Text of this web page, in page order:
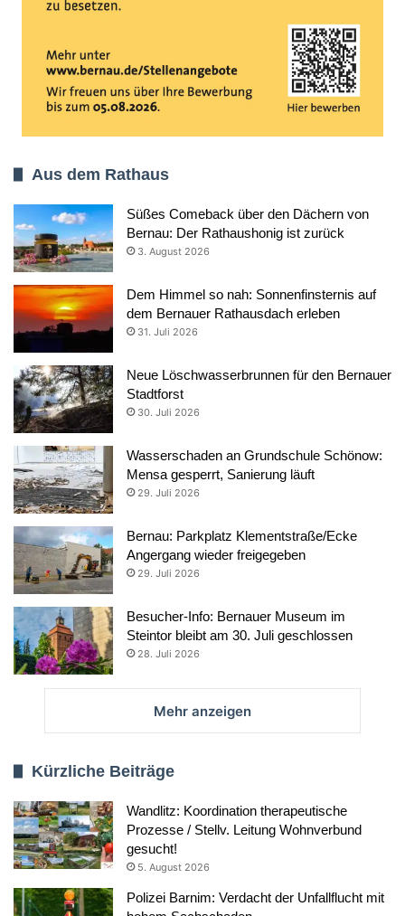
Aus dem Rathaus
Süßes Comeback über den Dächern von
Bernau: Der Rathaushonig ist zurück
3. August 2026
Dem Himmel so nah: Sonnenfinsternis auf
dem Bernauer Rathausdach erleben
31. Juli 2026
Neue Löschwasserbrunnen für den Bernauer
Stadtforst
30. Juli 2026
Wasserschaden an Grundschule Schönow:
Mensa gesperrt, Sanierung läuft
29. Juli 2026
Bernau: Parkplatz Klementstraße/Ecke
Angergang wieder freigegeben
29. Juli 2026
Besucher-Info: Bernauer Museum im
Steintor bleibt am 30. Juli geschlossen
28. Juli 2026
Mehr anzeigen
Kürzliche Beiträge
Wandlitz: Koordination therapeutische
Prozesse / Stellv. Leitung Wohnverbund
gesucht!
5. August 2026
Polizei Barnim: Verdacht der Unfallflucht mit